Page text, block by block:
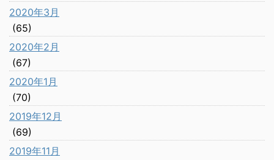
2020年3月
(65)
2020年2月
(67)
2020年1月
(70)
2019年12月
(69)
2019年11月